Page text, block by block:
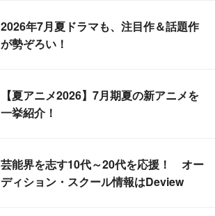
2026年7月夏ドラマも、注目作＆話題作
が勢ぞろい！
【夏アニメ2026】7月期夏の新アニメを
一挙紹介！
芸能界を志す10代～20代を応援！ オー
ディション・スクール情報はDeview